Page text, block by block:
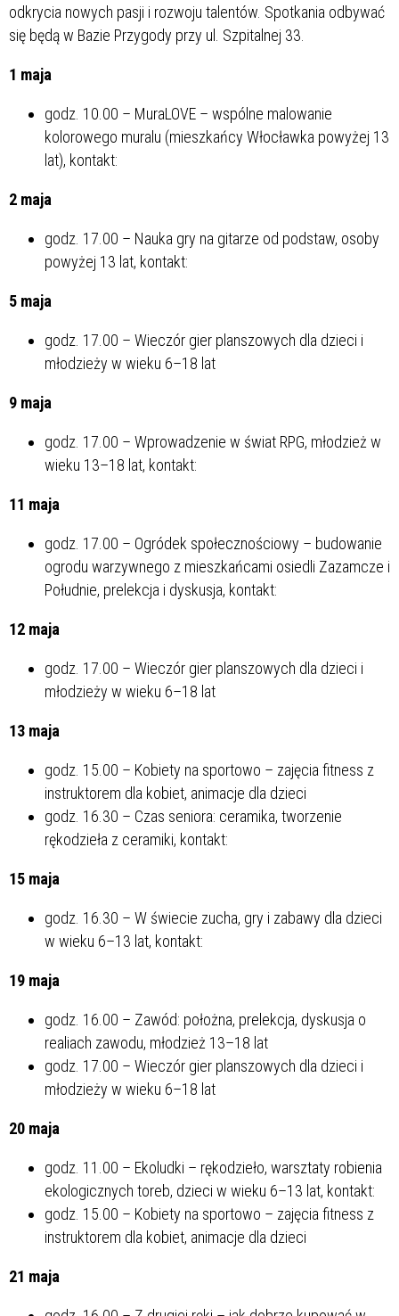
odkrycia nowych pasji i rozwoju talentów. Spotkania odbywać
się będą w Bazie Przygody przy ul. Szpitalnej 33.
1 maja
godz. 10.00 – MuraLOVE – wspólne malowanie
kolorowego muralu (mieszkańcy Włocławka powyżej 13
lat), kontakt:
2 maja
godz. 17.00 – Nauka gry na gitarze od podstaw, osoby
powyżej 13 lat, kontakt:
5 maja
godz. 17.00 – Wieczór gier planszowych dla dzieci i
młodzieży w wieku 6–18 lat
9 maja
godz. 17.00 – Wprowadzenie w świat RPG, młodzież w
wieku 13–18 lat, kontakt:
11 maja
godz. 17.00 – Ogródek społecznościowy – budowanie
ogrodu warzywnego z mieszkańcami osiedli Zazamcze i
Południe, prelekcja i dyskusja, kontakt:
12 maja
godz. 17.00 – Wieczór gier planszowych dla dzieci i
młodzieży w wieku 6–18 lat
13 maja
godz. 15.00 – Kobiety na sportowo – zajęcia fitness z
instruktorem dla kobiet, animacje dla dzieci
godz. 16.30 – Czas seniora: ceramika, tworzenie
rękodzieła z ceramiki, kontakt:
15 maja
godz. 16.30 – W świecie zucha, gry i zabawy dla dzieci
w wieku 6–13 lat, kontakt:
19 maja
godz. 16.00 – Zawód: położna, prelekcja, dyskusja o
realiach zawodu, młodzież 13–18 lat
godz. 17.00 – Wieczór gier planszowych dla dzieci i
młodzieży w wieku 6–18 lat
20 maja
godz. 11.00 – Ekoludki – rękodzieło, warsztaty robienia
ekologicznych toreb, dzieci w wieku 6–13 lat, kontakt:
godz. 15.00 – Kobiety na sportowo – zajęcia fitness z
instruktorem dla kobiet, animacje dla dzieci
21 maja